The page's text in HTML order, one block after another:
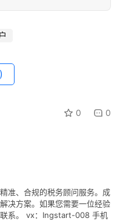
0 0
准、合规的税务顾问服务。成
决方案。如果您需要一位经验
系。 vx：Ingstart-008 手机